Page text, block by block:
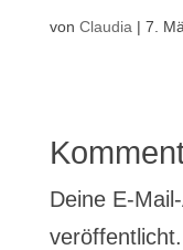
von Claudia | 7.
Deine E-
veröffentlicht.